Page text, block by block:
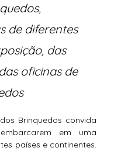
de diferentes
das
oficinas de
Brinquedos convida
em uma
países e continentes.